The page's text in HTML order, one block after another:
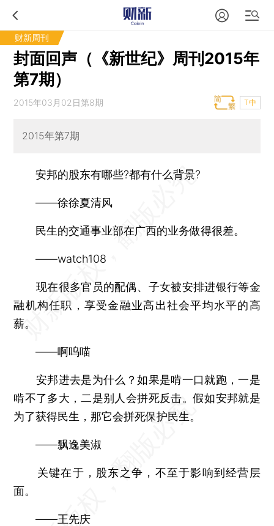
财新周刊
封面回声（《新世纪》周刊2015年
第7期）
2015年03月02日第8期 T中
2015年第7期
安邦的股东有哪些?都有什么背景?
——徐徐夏清风
民生的交通事业部在广西的业务做得很差。
——watch108
现在很多官员的配偶、子女被安排进银行等金
融机构任职，享受金融业高出社会平均水平的高
薪。
——啊呜喵
安邦进去是为什么？如果是啃一口就跑，一是
啃不了多大，二是别人会拼死反击。假如安邦就是
为了获得民生，那它会拼死保护民生。
——飘逸美淑
关键在于，股东之争，不至于影响到经营层
面。
——王先庆